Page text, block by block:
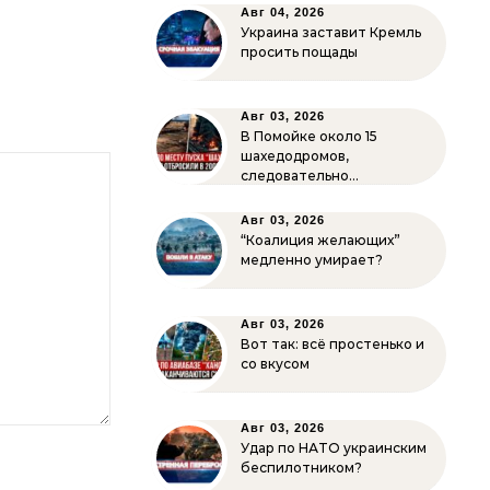
Авг 04, 2026
Украина заставит Кремль
просить пощады
Авг 03, 2026
В Помойке около 15
шахедодромов,
следовательно…
Авг 03, 2026
“Коалиция желающих”
медленно умирает?
Авг 03, 2026
Вот так: всё простенько и
со вкусом
Авг 03, 2026
Удар по НАТО украинским
беспилотником?